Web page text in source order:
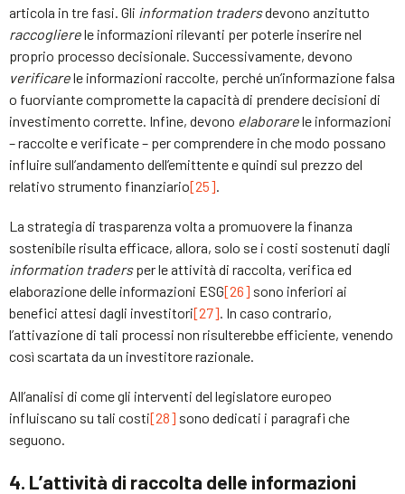
articola in tre fasi. Gli information tradersdevono anzitutto
raccoglierele informazioni rilevanti per poterle inserire nel
proprio processo decisionale. Successivamente, devono
verificarele informazioni raccolte, perché un’informazione falsa
o fuorviante compromette la capacità di prendere decisioni di
investimento corrette. Infine, devono elaborarele informazioni
– raccolte e verificate – per comprendere in che modo possano
influire sull’andamento dell’emittente e quindi sul prezzo del
relativo strumento finanziario[25].
La strategia di trasparenza volta a promuovere la finanza
sostenibile risulta efficace, allora, solo se i costi sostenuti dagli
information tradersper le attività di raccolta, verifica ed
elaborazione delle informazioni ESG[26] sono inferiori ai
benefici attesi dagli investitori[27]. In caso contrario,
l’attivazione di tali processi non risulterebbe efficiente, venendo
così scartata da un investitore razionale.
All’analisi di come gli interventi del legislatore europeo
influiscano su tali costi[28] sono dedicati i paragrafi che
seguono.
4. L’attività di raccolta delle informazioni